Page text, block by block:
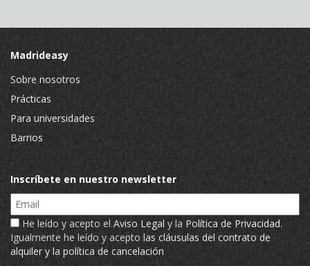
Madrideasy
Sobre nosotros
Prácticas
Para universidades
Barrios
Inscríbete en nuestro newsletter
Email
He leído y acepto el Aviso Legal y la Política de Privacidad.
Igualmente he leído y acepto las cláusulas del contrato de
alquiler y la política de cancelación